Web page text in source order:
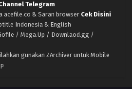
Telegram
acefile.co & Saran browser Cek Disini
Indonesia & English
/ Mega.Up / Downlaod.gg /
gunakan ZArchiver untuk Mobile